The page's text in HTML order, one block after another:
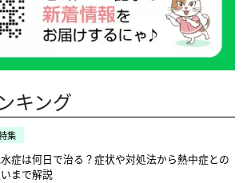
キング
集
症は何日で治る？症状や対処法から熱中症との
まで解説